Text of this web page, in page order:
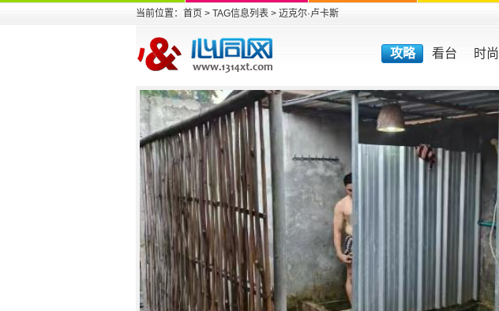
当前位置： 首页 > TAG信息列表 > 迈克尔·卢卡斯
攻略 看台 时尚